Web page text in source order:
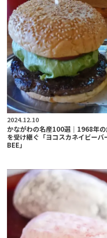
2024.12.10
かながわの名産100選｜1968年
を受け継ぐ「ヨコスカネイビー
BEE」